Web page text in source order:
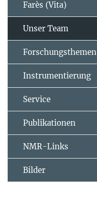
Farès (Vita)
Unser Team
Forschungsthemen
Instrumentierung
Service
Publikationen
NMR-Links
Bilder